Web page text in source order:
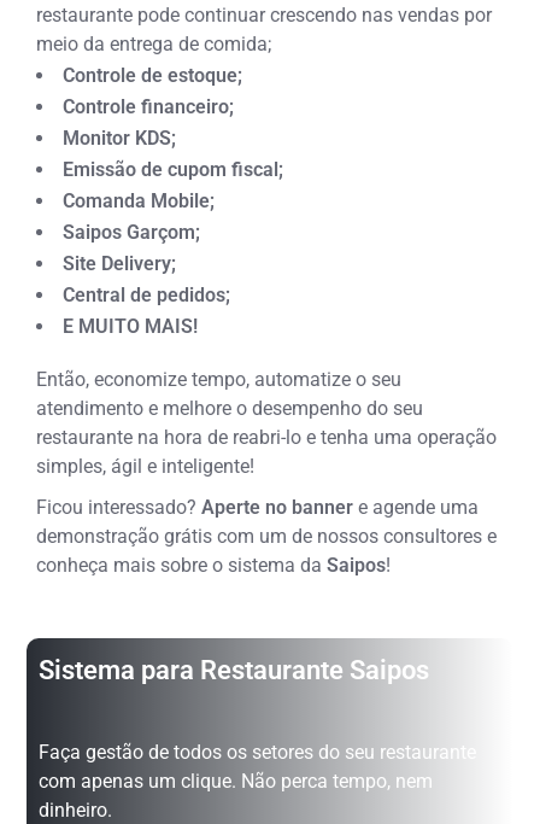
restaurante pode continuar crescendo nas vendas por
meio da entrega de comida;
Controle de estoque;
Controle financeiro;
Monitor KDS;
Emissão de cupom fiscal;
Comanda Mobile;
Saipos Garçom;
Site Delivery;
Central de pedidos;
E MUITO MAIS!
Então, economize tempo, automatize o seu
atendimento e melhore o desempenho do seu
restaurante na hora de reabri-lo e tenha uma operação
simples, ágil e inteligente!
Ficou interessado?Aperte no banner e agende uma
demonstração grátis com um de nossos consultores e
conheça mais sobre o sistema daSaipos!
Sistema para Restaurante Saipos
Faça gestão de todos os setores do seu restaurante
com apenas um clique. Não perca tempo, nem
dinheiro.